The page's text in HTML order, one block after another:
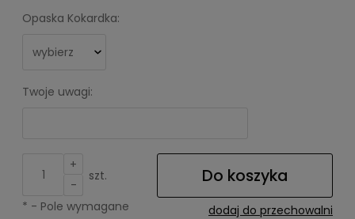
Opaska Kokardka:
Twoje uwagi:
+
-
szt. Do koszyka
dodaj do przechowalni
* - Pole wymagane